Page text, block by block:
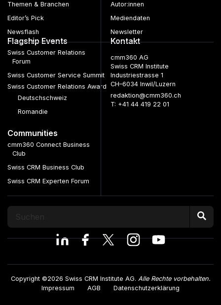
Themen & Branchen
Editor’s Pick
Newsflash
Autor:innen
Mediendaten
Newsletter
Flagship Events
Swiss Customer Relations
Forum
Swiss Customer Service Summit
Swiss Customer Relations Award
Deutschschweiz
Romandie
Communities
cmm360 Connect Business
Club
Swiss CRM Business Club
Swiss CRM Experten Forum
Kontakt
cmm360 AG
Swiss CRM Institute
Industriestrasse 1
CH–6034 Inwil/Luzern
redaktion@cmm360.ch
T: +41 44 419 22 01
Copyright ©2026 Swiss CRM Institute AG. Alle Rechte vorbehalten.
Impressum
AGB Datenschutzerklärung